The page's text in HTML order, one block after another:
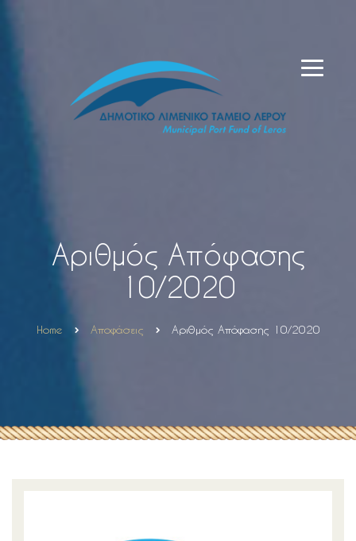
Αριθμός Απόφασης
10/2020
Home Αποφάσεις Αριθμός Απόφασης 10/2020